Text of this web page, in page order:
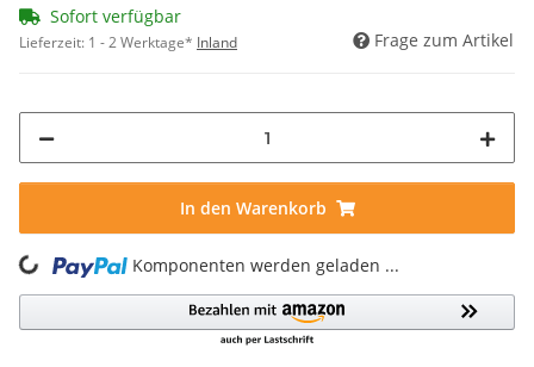
Sofort verfügbar
Lieferzeit: 1 - 2 Werktage* Inland Frage zum Artikel
In den Warenkorb
Loading... Komponenten werden geladen ...